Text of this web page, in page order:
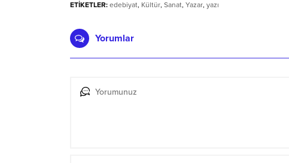
ETİKETLER: edebiyat, Kültür, Sanat, Yazar, yazı
Yorumlar